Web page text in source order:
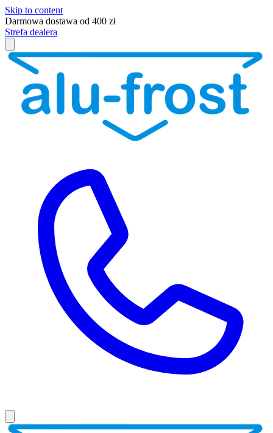
Skip to content
Darmowa dostawa od 400 zł
Strefa dealera